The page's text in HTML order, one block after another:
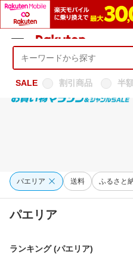
ようこそ 楽天市場へ ログイン
SALE 割引商品 半
パエリア 送料 ふるさと
パエリア
ランキング (パエリア)